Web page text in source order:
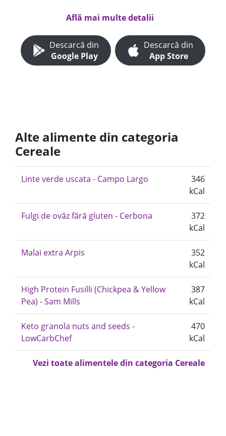
Află mai multe detalii
Descarcă din
Google Play
Descarcă din
App Store
Alte alimente din categoria
Cereale
Linte verde uscata - Campo Largo
346
kCal
Fulgi de ovăz fără gluten - Cerbona
372
kCal
Malai extra Arpis
352
kCal
High Protein Fusilli (Chickpea & Yellow
Pea) - Sam Mills
387
kCal
Keto granola nuts and seeds -
LowCarbChef
470
kCal
Vezi toate alimentele din categoria Cereale